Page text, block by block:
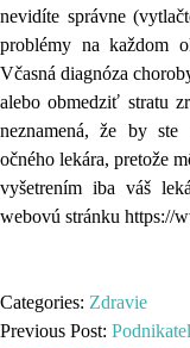
nevidíte správne
problémy na každom
Včasná diagnóza
alebo obmedziť stratu
neznamená, že by
očného lekára, pretože
vyšetrením iba váš
webovú stránku https://
Categories: Zdravie
Previous Post: